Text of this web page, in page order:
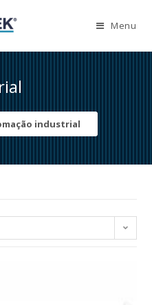
Menu
industrial